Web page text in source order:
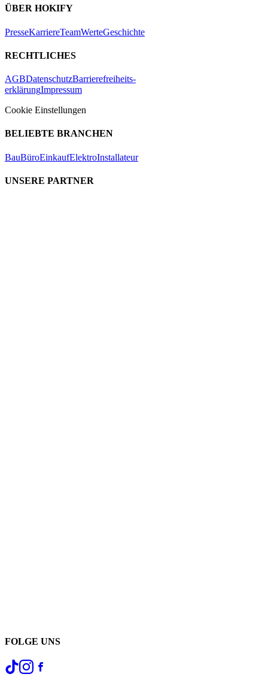
ÜBER HOKIFY
PresseKarriereTeamWerteGeschichte
RECHTLICHES
AGBDatenschutzBarrierefreiheits-
erklärungImpressum
Cookie Einstellungen
BELIEBTE BRANCHEN
BauBüroEinkaufElektroInstallateur
UNSERE PARTNER
FOLGE UNS